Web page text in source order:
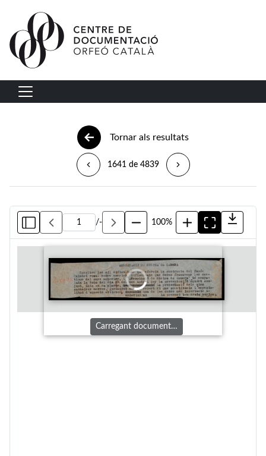
Vés al contingut
Navegació principal
Tornar als resultats
1641 de 4839
/- 100%
Carregant document…